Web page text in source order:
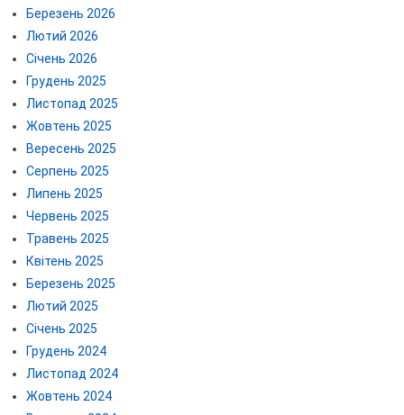
Березень 2026
Лютий 2026
Січень 2026
Грудень 2025
Листопад 2025
Жовтень 2025
Вересень 2025
Серпень 2025
Липень 2025
Червень 2025
Травень 2025
Квітень 2025
Березень 2025
Лютий 2025
Січень 2025
Грудень 2024
Листопад 2024
Жовтень 2024